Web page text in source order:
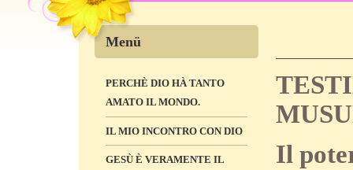
Menü
PERCHÈ DIO HÀ TANTO
AMATO IL MONDO.
IL MIO INCONTRO CON DIO
GESÙ È VERAMENTE IL
Il